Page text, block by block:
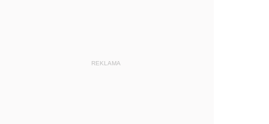
REKLAMA